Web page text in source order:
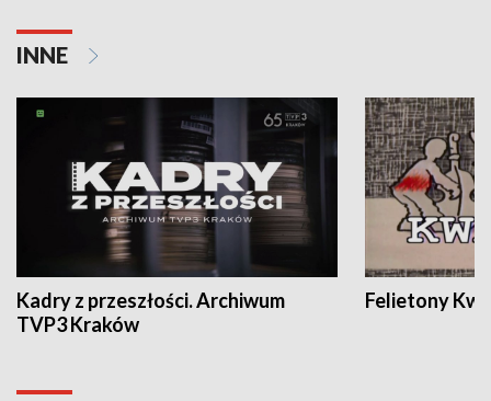
INNE
Kadry z przeszłości. Archiwum
TVP3 Kraków
Felietony